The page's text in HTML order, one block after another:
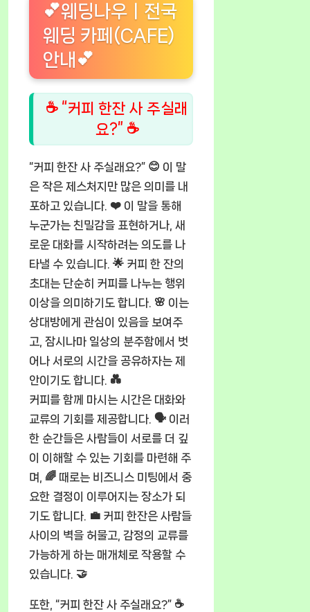
💕웨딩나우ㅣ전국
웨딩 카페(CAFE)
안내💕
☕ “커피 한잔 사 주실래
요?” ☕
“커피 한잔 사 주실래요?” 😊 이 말
은 작은 제스처지만 많은 의미를 내
포하고 있습니다. ❤️ 이 말을 통해
누군가는 친밀감을 표현하거나, 새
로운 대화를 시작하려는 의도를 나
타낼 수 있습니다. 🌟 커피 한 잔의
초대는 단순히 커피를 나누는 행위
이상을 의미하기도 합니다. 🌸 이는
상대방에게 관심이 있음을 보여주
고, 잠시나마 일상의 분주함에서 벗
어나 서로의 시간을 공유하자는 제
안이기도 합니다. 💑
커피를 함께 마시는 시간은 대화와
교류의 기회를 제공합니다. 🗣️ 이러
한 순간들은 사람들이 서로를 더 깊
이 이해할 수 있는 기회를 마련해 주
며, 🌈 때로는 비즈니스 미팅에서 중
요한 결정이 이루어지는 장소가 되
기도 합니다. 💼 커피 한잔은 사람들
사이의 벽을 허물고, 감정의 교류를
가능하게 하는 매개체로 작용할 수
있습니다. 🤝
또한, “커피 한잔 사 주실래요?” ☕